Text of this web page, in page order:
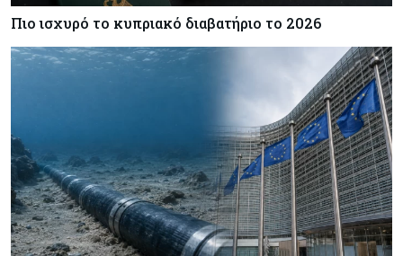
Πιο ισχυρό το κυπριακό διαβατήριο το 2026